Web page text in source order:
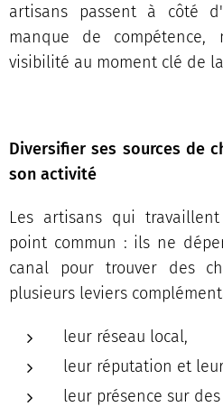
artisans passent à côté
manque de
visibilité au moment clé de
Diversifier ses sources de
son activité
Les artisans qui
point commun : ils ne
canal pour trouver des
plusieurs leviers
leur réseau local,
leur réputation et
leur présence sur